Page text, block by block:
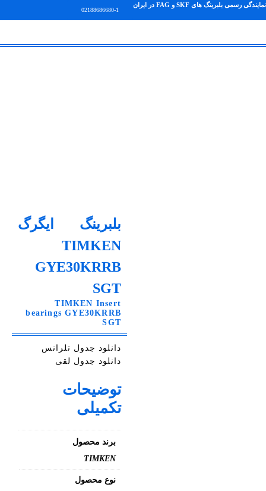
نمایندگی رسمی بلبرینگ های SKF و FAG در ایران
02188686680-1
بلبرینگ ایگرگ
TIMKEN
GYE30KRRB
SGT
TIMKEN Insert
bearings GYE30KRRB
SGT
دانلود جدول تلرانس
دانلود جدول لقی
توضیحات
تکمیلی
برند محصول
TIMKEN
نوع محصول